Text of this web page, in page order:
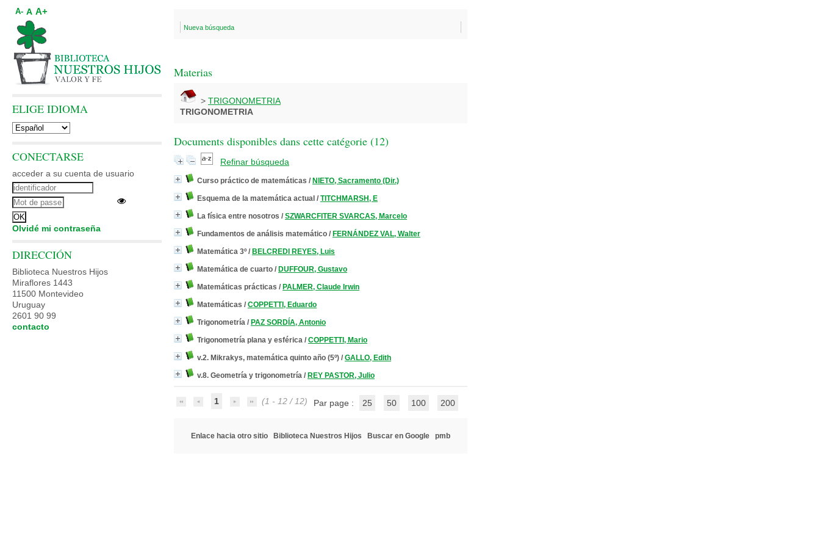
Nueva búsqueda
Materias
> TRIGONOMETRIA
TRIGONOMETRIA
Documents disponibles dans cette catégorie (12)
Refinar búsqueda
Curso práctico de matemáticas / NIETO, Sacramento (Dir.)
Esquema de la matemática actual / TITCHMARSH, E
La física entre nosotros / SZWARCFITER SVARCAS, Marcelo
Fundamentos de análisis matemático / FERNÁNDEZ VAL, Walter
Matemática 3º/ BELCREDI REYES, Luis
Matemática de cuarto / DUFFOUR, Gustavo
Matemáticas prácticas / PALMER, Claude Irwin
Matemáticas / COPPETTI, Eduardo
Trigonometría / PAZ SORDÍA, Antonio
Trigonometría plana y esférica / COPPETTI, Mario
v.2. Mikrakys, matemática quinto año (5º) / GALLO, Edith
v.8. Geometría y trigonometría / REY PASTOR, Julio
1 (1 - 12 / 12) Par page : 25 50 100 200
Enlace hacia otro sitio Biblioteca Nuestros Hijos Buscar en Google pmb
A- A A+
ELIGE IDIOMA
CONECTARSE
acceder a su cuenta de usuario
Olvidé mi contraseña
DIRECCIÓN
Biblioteca Nuestros Hijos
Miraflores 1443
11500 Montevideo
Uruguay
2601 90 99
contacto